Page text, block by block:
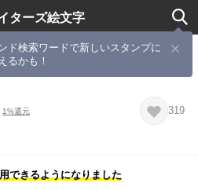
ターズ絵文字
ド検索ワードで新しいスタンプに
るかも！
ぜ絵文字。まとめシリーズ３
1%還元 319
できるようになりました